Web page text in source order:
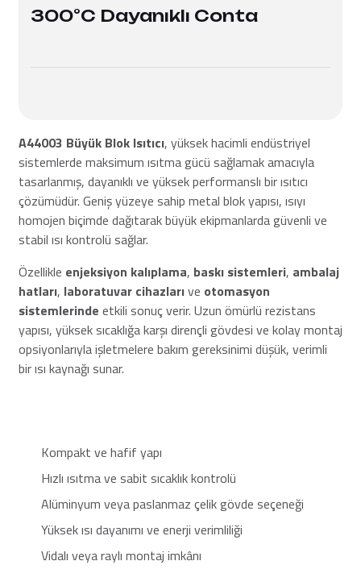
300°C Dayanıklı Conta
A44003 Büyük Blok Isıtıcı, yüksek hacimli endüstriyel
sistemlerde maksimum ısıtma gücü sağlamak amacıyla
tasarlanmış, dayanıklı ve yüksek performanslı bir ısıtıcı
çözümüdür. Geniş yüzeye sahip metal blok yapısı, ısıyı
homojen biçimde dağıtarak büyük ekipmanlarda güvenli ve
stabil ısı kontrolü sağlar.
Özellikle enjeksiyon kalıplama, baskı sistemleri, ambalaj
hatları, laboratuvar cihazlarıve otomasyon
sistemlerinde etkili sonuç verir. Uzun ömürlü rezistans
yapısı, yüksek sıcaklığa karşı dirençli gövdesi ve kolay montaj
opsiyonlarıyla işletmelere bakım gereksinimi düşük, verimli
bir ısı kaynağı sunar.
Kompakt ve hafif yapı
Hızlı ısıtma ve sabit sıcaklık kontrolü
Alüminyum veya paslanmaz çelik gövde seçeneği
Yüksek ısı dayanımı ve enerji verimliliği
Vidalı veya raylı montaj imkânı